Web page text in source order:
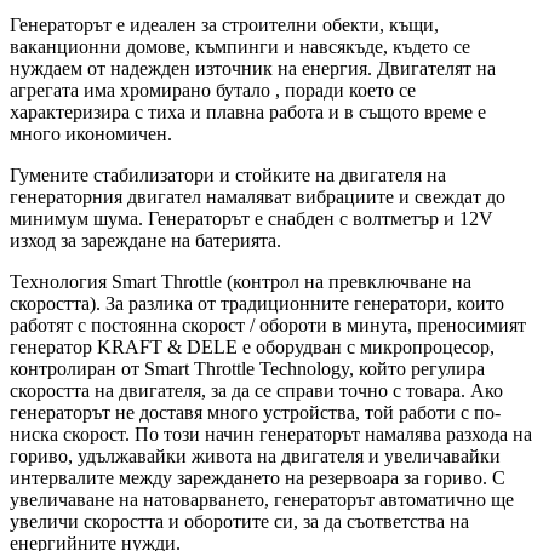
Генераторът е идеален за строителни обекти, къщи,
ваканционни домове, къмпинги и навсякъде, където се
нуждаем от надежден източник на енергия. Двигателят на
агрегата има хромирано бутало , поради което се
характеризира с тиха и плавна работа и в същото време е
много икономичен.
Гумените стабилизатори и стойките на двигателя на
генераторния двигател намаляват вибрациите и свеждат до
минимум шума. Генераторът е снабден с волтметър и 12V
изход за зареждане на батерията.
Технология Smart Throttle (контрол на превключване на
скоростта). За разлика от традиционните генератори, които
работят с постоянна скорост / обороти в минута, преносимият
генератор KRAFT & DELE е оборудван с микропроцесор,
контролиран от Smart Throttle Technology, който регулира
скоростта на двигателя, за да се справи точно с товара. Ако
генераторът не доставя много устройства, той работи с по-
ниска скорост. По този начин генераторът намалява разхода на
гориво, удължавайки живота на двигателя и увеличавайки
интервалите между зареждането на резервоара за гориво. С
увеличаване на натоварването, генераторът автоматично ще
увеличи скоростта и оборотите си, за да съответства на
енергийните нужди.